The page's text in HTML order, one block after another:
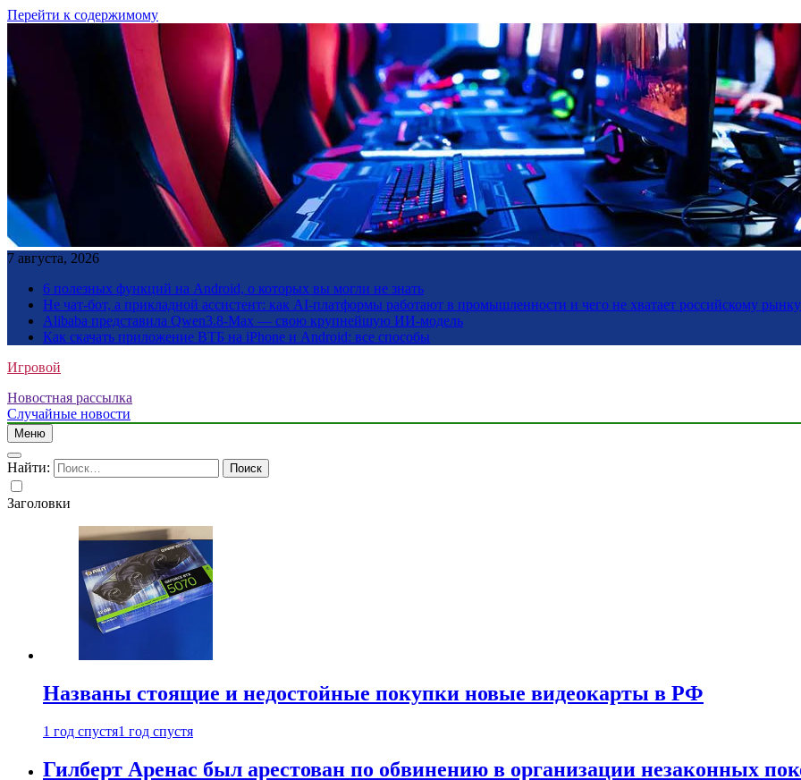
Перейти к содержимому
7 августа, 2026
6 полезных функций на Android, о которых вы могли не знать
Не чат-бот, а прикладной ассистент: как AI-платформы работают в промышленности и чего не хватает российскому рынку
Alibaba представила Qwen3.8-Max — свою крупнейшую ИИ-модель
Как скачать приложение ВТБ на iPhone и Android: все способы
Игровой
Новостная рассылка
Случайные новости
Меню
Найти:
Заголовки
Названы стоящие и недостойные покупки новые видеокарты в РФ
1 год спустя1 год спустя
Гилберт Аренас был арестован по обвинению в организации незаконных